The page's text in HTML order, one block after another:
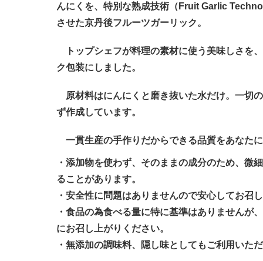
んにくを、特別な熟成技術（Fruit Garlic
させた京丹後フルーツガーリック。
トップシェフが料理の素材に使う美味しさを
ク包装にしました。
原材料はにんにくと磨き抜いた水だけ。一切
ず作成しています。
一貫生産の手作りだからできる品質をあなた
・添加物を使わず、そのままの成分のため、微
ることがあります。
・安全性に問題はありませんので安心してお召
・食品の為食べる量に特に基準はありませんが
にお召し上がりください。
・無添加の調味料、隠し味としてもご利用いた